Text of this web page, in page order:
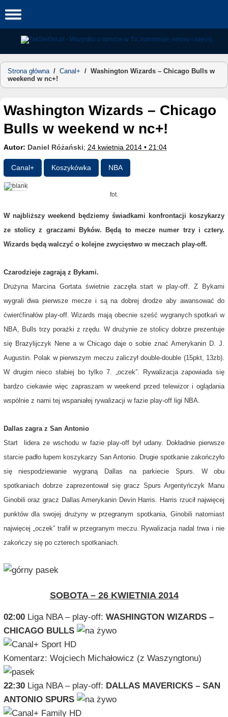
to
Strona główna/ Canal+ / Washington Wizards – Chicago Bulls w
weekend w nc+!
Washington Wizards – Chicago
Bulls w weekend w nc+!
Autor: Daniel Różański; 24 kwietnia 2014 • 21:04
Canal+ Koszykówka NBA
fot.
W najbliższy weekend będziemy świadkami konfrontacji koszykarzy
ze stolicy z graczami Byków. Będą to mecze numer trzy i cztery.
Wizards będą walczyć o kolejne zwycięstwo w meczach play-off.
Czarodzieje zagrają z Bykami.
Drużyna Marcina Gortata świetnie zaczęła start w play-off. Z Bykami
wygrali dwa pierwsze mecze i są na dobrej drodze aby awansować do
ćwierćfinałów play-off. Wizards mają obecnie sześć wygranych spotkań w
NBA, Bulls trzy porażki z rzędu. W drużynie ze stolicy dobrze prezentuje
się Brazylijczyk Nene a w Chicago daje o sobie znać Amerykanin D. J.
Augustin. Polak w pierwszym meczu zaliczył double-double (15pkt, 13zb).
W drugim nieco słabiej bo tylko 7. „oczek”. Rywalizacja zapowiada się
bardzo ciekawie więc zapraszam w weekend przed telewizor i oglądania
wspólnie z nami tej wspaniałej rywalizacji w fazie play-off ligi NBA.
Dallas zagra z San Antonio
Start lidera ze wschodu w fazie play-off był udany. Dokładnie pierwsze
starcie padło łupem koszykarzy San Antonio. Drugie spotkanie zakończyło
się niespodziewanie wygraną Dallas na parkiecie Spurs. W obu
spotkaniach dobrze zaprezentował się gracz Spurs Argentyńczyk Manu
Ginobili oraz gracz Dallas Amerykanin Devin Harris. Harris rzucił najwięcej
punktów dla swojej drużyny w przegranym spotkania, Ginobili natomiast
najwięcej „oczek” trafił w przegranym meczu. Rywalizacja nadal trwa i nie
zakończy się po czterech spotkaniach.
SOBOTA – 26 KWIETNIA 2014
02:00Liga NBA – play-off: WASHINGTON WIZARDS –
CHICAGO BULLS
Komentarz: Wojciech Michałowicz (z Waszyngtonu)
22:30Liga NBA – play-off: DALLAS MAVERICKS – SAN
ANTONIO SPURS